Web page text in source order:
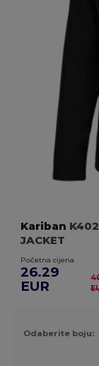
Kariban K402
JACKET
Početna cijena
26.29
EUR
Odaberite boju: